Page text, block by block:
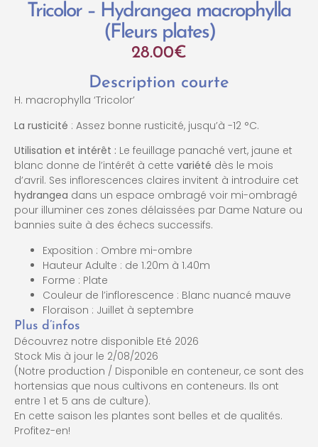
Tricolor – Hydrangea macrophylla
(Fleurs plates)
28.00€
Description courte
H. macrophylla ‘Tricolor’
La rusticité : Assez bonne rusticité, jusqu’à -12 °C.
Utilisation et intérêt : Le feuillage panaché vert, jaune et
blanc donne de l’intérêt à cette variété dès le mois
d’avril. Ses inflorescences claires invitent à introduire cet
hydrangea dans un espace ombragé voir mi-ombragé
pour illuminer ces zones délaissées par Dame Nature ou
bannies suite à des échecs successifs.
Exposition : Ombre mi-ombre
Hauteur Adulte : de 1.20m à 1.40m
Forme : Plate
Couleur de l’inflorescence : Blanc nuancé mauve
Floraison : Juillet à septembre
Plus d’infos
Découvrez notre disponible Eté 2026
Stock Mis à jour le 2/08/2026
(Notre production / Disponible en conteneur, ce sont des
hortensias que nous cultivons en conteneurs. Ils ont
entre 1 et 5 ans de culture).
En cette saison les plantes sont belles et de qualités.
Profitez-en!